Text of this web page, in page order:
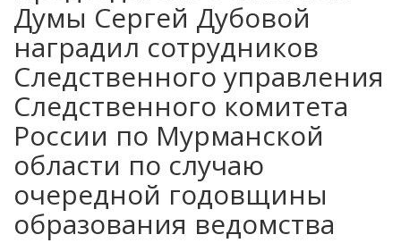
Думы Сергей Дубовой
наградил сотрудников
Следственного управления
Следственного комитета
России по Мурманской
области по случаю
очередной годовщины
образования ведомства